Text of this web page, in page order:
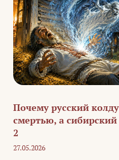
Почему русский
смертью, а
2
27.05.2026